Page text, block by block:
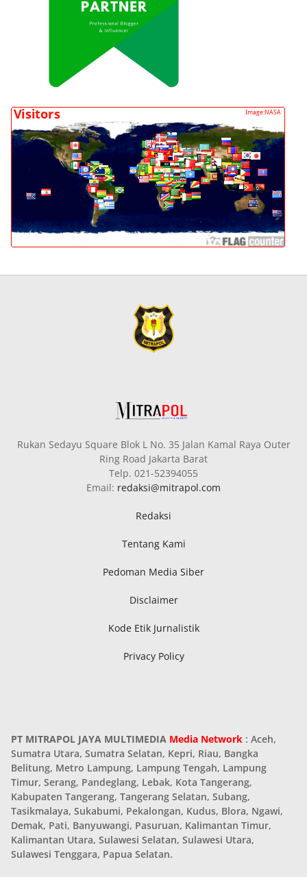
Rukan Sedayu Square Blok L No. 35 Jalan Kamal Raya Outer
Ring Road Jakarta Barat
Telp. 021-52394055
Email: redaksi@mitrapol.com
Redaksi
Tentang Kami
Pedoman Media Siber
Disclaimer
Kode Etik Jurnalistik
Privacy Policy
PT MITRAPOL JAYA MULTIMEDIA Media Network : Aceh,
Sumatra Utara, Sumatra Selatan, Kepri, Riau, Bangka
Belitung, Metro Lampung, Lampung Tengah, Lampung
Timur, Serang, Pandeglang, Lebak, Kota Tangerang,
Kabupaten Tangerang, Tangerang Selatan, Subang,
Tasikmalaya, Sukabumi, Pekalongan, Kudus, Blora, Ngawi,
Demak, Pati, Banyuwangi, Pasuruan, Kalimantan Timur,
Kalimantan Utara, Sulawesi Selatan, Sulawesi Utara,
Sulawesi Tenggara, Papua Selatan.